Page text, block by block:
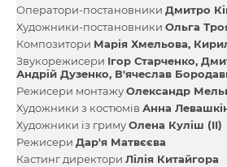
Оператори-постановники Дмитро
Художники-постановники Ольга
Композитори Марія Хмельова
Звукорежисери Ігор Старченко
Андрій Дузенко В'ячеслав
Режисери монтажуОлександр
Художники з костюмів Анна
Художники із гримуОлена Куліш (II)
Режисери Дар'я Матвєєва
Кастинг директори Лілія Китайгора